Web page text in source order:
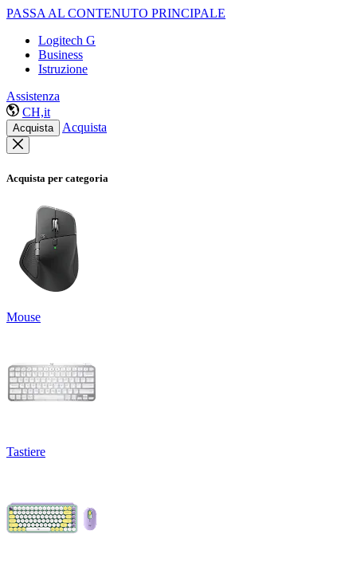
PASSA AL CONTENUTO PRINCIPALE
Logitech G
Business
Istruzione
Assistenza
CH,it
Acquista Acquista
Acquista per categoria
Mouse
Tastiere